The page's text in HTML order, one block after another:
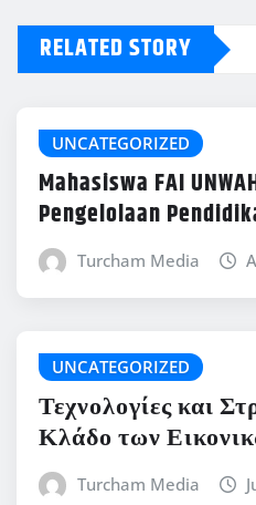
RELATED STORY
UNCATEGORIZED
Mahasiswa FAI
Pengelolaan
Turcham Media
UNCATEGORIZED
Τεχνολογίες και
Κλάδο των
Turcham Media